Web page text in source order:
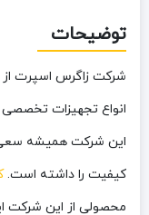
توضیحات
انواع تجهیزات
این شرکت همیشه سعی
کیفیت را داشته است.
محصولی از این شرکت